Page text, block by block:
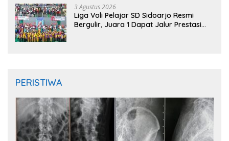
3 Agustus 2026
Liga Voli Pelajar SD Sidoarjo Resmi
Bergulir, Juara 1 Dapat Jalur Prestasi
PERISTIWA